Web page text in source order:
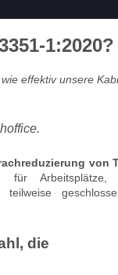
1:2020?
effektiv unsere
von
Arbeitsplätze,
teilweise
die